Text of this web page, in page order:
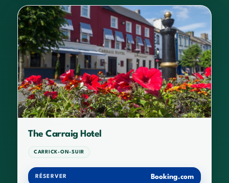
The Carraig Hotel
CARRICK-ON-SUIR
RÉSERVER Booking.com